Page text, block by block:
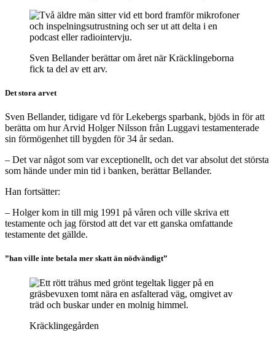
Sven Bellander berättar om året när Kräcklingeborna
fick ta del av ett arv.
Det stora arvet
Sven Bellander, tidigare vd för Lekebergs sparbank, bjöds in för att
berätta om hur Arvid Holger Nilsson från Luggavi testamenterade
sin förmögenhet till bygden för 34 år sedan.
– Det var något som var exceptionellt, och det var absolut det största
som hände under min tid i banken, berättar Bellander.
Han fortsätter:
– Holger kom in till mig 1991 på våren och ville skriva ett
testamente och jag förstod att det var ett ganska omfattande
testamente det gällde.
”han ville inte betala mer skatt än nödvändigt”
Kräcklingegården